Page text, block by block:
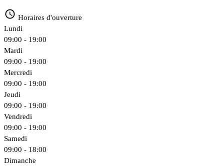
Horaires d'ouverture
Lundi
09:00 - 19:00
Mardi
09:00 - 19:00
Mercredi
09:00 - 19:00
Jeudi
09:00 - 19:00
Vendredi
09:00 - 19:00
Samedi
09:00 - 18:00
Dimanche